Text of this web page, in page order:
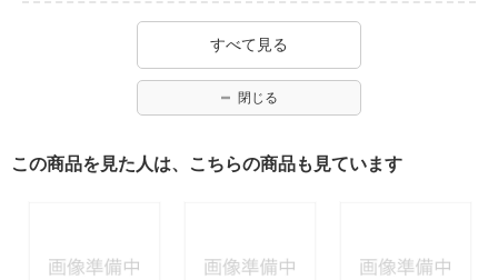
すべて見る
閉じる
この商品を見た人は、こちらの商品も見ています